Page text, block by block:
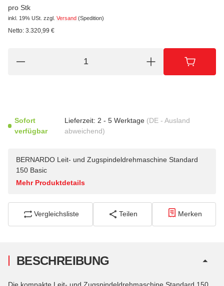
pro Stk
inkl. 19% USt. zzgl. Versand (Spedition)
Netto: 3.320,99 €
Sofort
verfügbar
Lieferzeit: 2 - 5 Werktage (DE - Ausland
abweichend)
BERNARDO Leit- und Zugspindeldrehmaschine Standard
150 Basic
Mehr Produktdetails
Vergleichsliste Teilen Merken
BESCHREIBUNG
Die kompakte Leit- und Zugspindeldrehmaschine Standard 150